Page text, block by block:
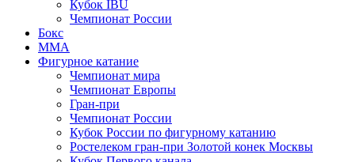
Кубок IBU
Чемпионат России
Бокс
MMA
Фигурное катание
Чемпионат мира
Чемпионат Европы
Гран-при
Чемпионат России
Кубок России по фигурному катанию
Ростелеком гран-при Золотой конек Москвы